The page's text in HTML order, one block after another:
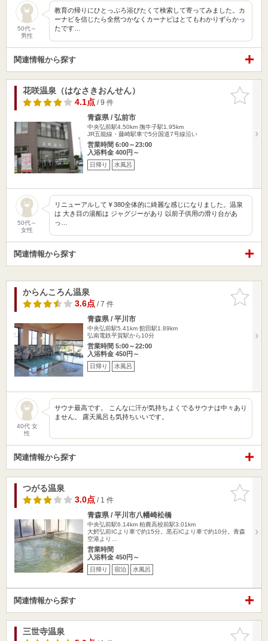
50代～
男性
教育の帰りにひとっぷろ浴びたくて検索して寄ってみました。カ
ーナビを信じたら全然つかなくカーナビはとてもわかりずらかっ
たです…
関連情報から探す
お気に入
りに追加
花咲温泉（はなさきおんせん）
4.1点/ 9 件
青森県 / 弘前市
中央弘前駅4.50km 撫牛子駅1.95km
JR五能線・藤崎駅車で5分国道7号線沿い
営業時間 6:00～23:00
入浴料金 400円～
日帰り 水風呂
50代～
女性
リニューアルして￥380全体的に綺麗な感じになりました。温泉
は 大き目の湯船は ジャグジーがあり 以前子供用の滑り台があ
っ…
関連情報から探す
お気に入
りに追加
からんころん温泉
3.6点/ 7 件
青森県 / 平川市
中央弘前駅5.41km 館田駅1.89km
弘南電鉄平賀駅から10分
営業時間 5:00～22:00
入浴料金 450円～
日帰り 水風呂
40代 女
性
サウナ最高です。 こんなに汗が気持ちよくでるサウナは中々あり
ません。 露天風呂も気持ちいいです。
関連情報から探す
お気に入
りに追加
つがる温泉
3.0点/ 1 件
青森県 / 平川市八幡崎松橋
中央弘前駅6.14km 柏農高校前駅3.01km
大鰐弘前ICより車で約15分。黒石ICより車で約10分。青森
空港より…
営業時間
入浴料金 450円～
日帰り 宿泊 水風呂
関連情報から探す
お気に入
三世寺温泉